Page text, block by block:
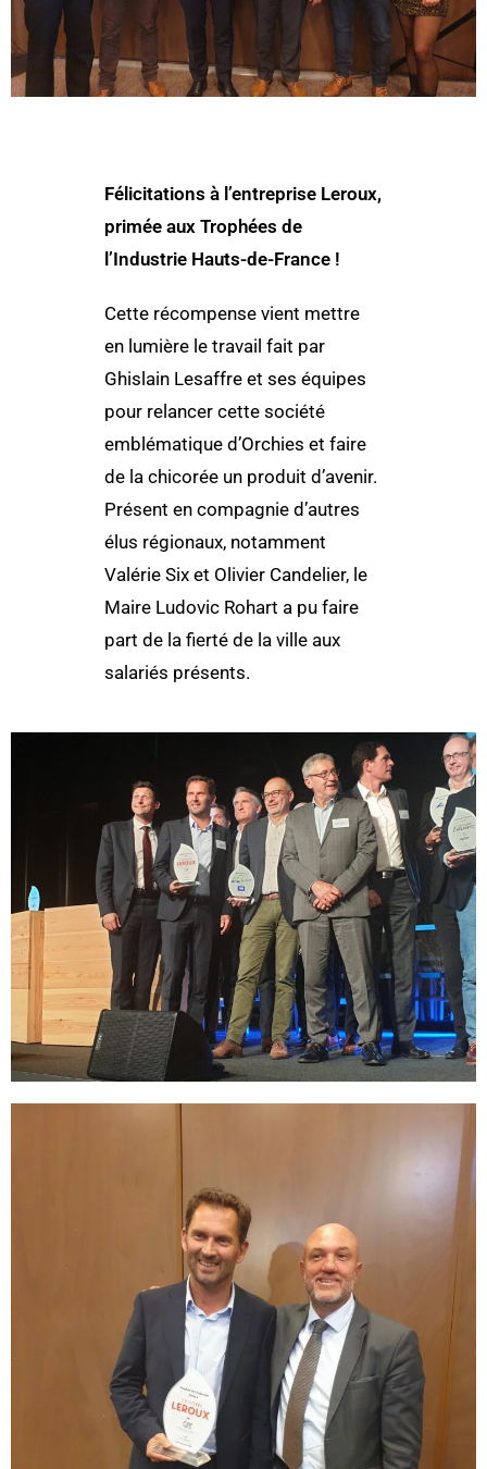
Félicitations à l’entreprise Leroux,
primée aux Trophées de
l’Industrie Hauts-de-France !
Cette récompense vient mettre
en lumière le travail fait par
Ghislain Lesaffre et ses équipes
pour relancer cette société
emblématique d’Orchies et faire
de la chicorée un produit d’avenir.
Présent en compagnie d’autres
élus régionaux, notamment
Valérie Six et Olivier Candelier, le
Maire Ludovic Rohart a pu faire
part de la fierté de la ville aux
salariés présents.